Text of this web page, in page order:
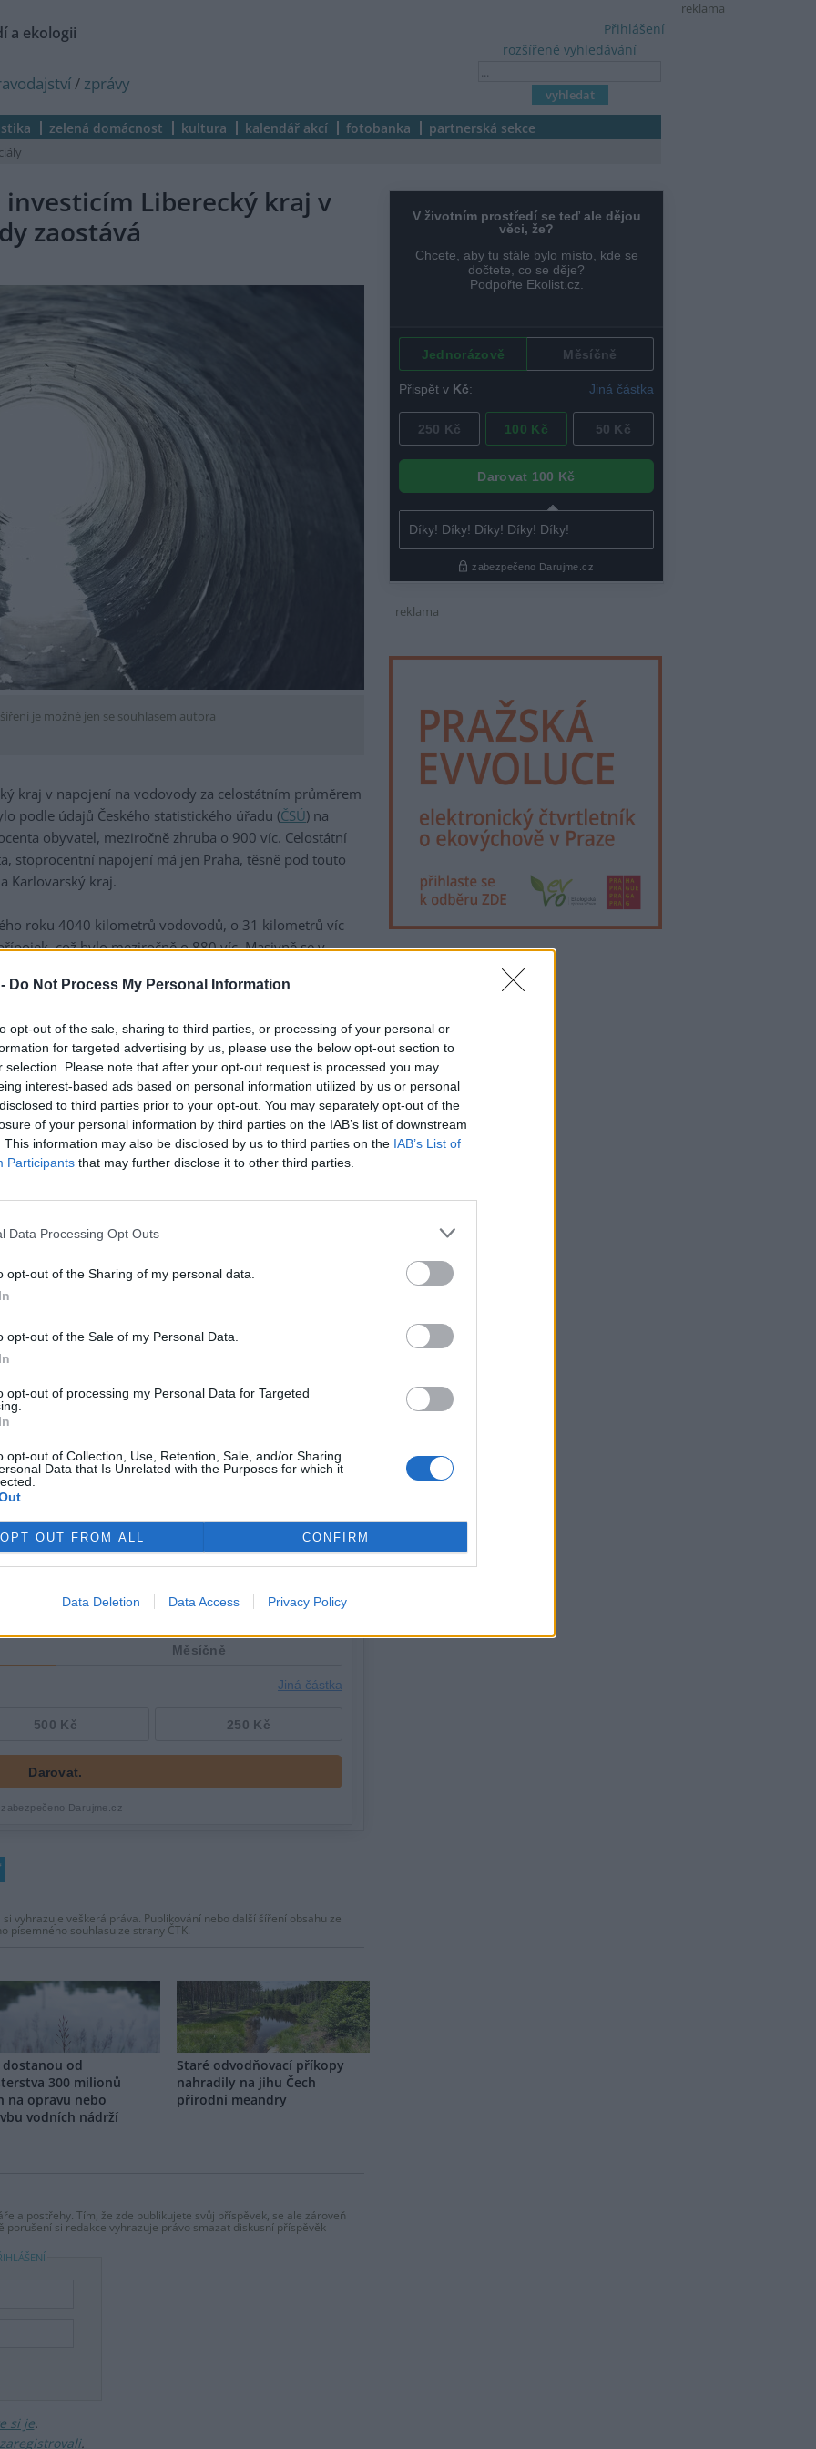
Do Not Process My Personal Information
opt-out of the sale, sharing to third parties, or processing of your personal or
for targeted advertising by us, please use the below opt-out section to
selection. Please note that after your opt-out request is processed you may
interest-based ads based on personal information utilized by us or personal
to third parties prior to your opt-out. You may separately opt-out of the
of your personal information by third parties on the IAB’s list of downstream
This information may also be disclosed by us to third parties on the IAB’s List of
Participants that may further disclose it to other third parties.
Data Processing Opt Outs
opt-out of the Sharing of my personal data.
opt-out of the Sale of my Personal Data.
opt-out of processing my Personal Data for Targeted
opt-out of Collection, Use, Retention, Sale, and/or Sharing
Data that Is Unrelated with the Purposes for which it
OPT OUT FROM ALL CONFIRM
Data Deletion Data Access Privacy Policy
reklama
a ekologii
/ zprávy
rozšířené vyhledávání
Přihlášení
zelená domácnost kultura kalendář akcí fotobanka partnerská sekce
Liberecký kraj v
zaostává
je možné jen se souhlasem autora
kraj v napojení na vodovody za celostátním průměrem
podle údajů Českého statistického úřadu (ČSÚ) na
obyvatel, meziročně zhruba o 900 víc. Celostátní
stoprocentní napojení má jen Praha, těsně pod touto
Karlovarský kraj.
roku 4040 kilometrů vodovodů, o 31 kilometrů víc
což bylo meziročně o 880 víc. Masivně se v
zejména na Liberecku v oblastech u hranic s
vody v souvislosti s plánovaným rozšířením
Chrastavě nový vodovod do Horního Vítkova, na
životního prostředí a z Fondu Turów, který vznikl na
těžby uhlí v dole Turów u hranic s Českem. V
Polsko a firma PGE, které důl a sousední elektrárna
1,1 miliardy korun). Z toho 35 milionů eur (847 milionů
který spravuje Liberecký kraj.
vybudování vodovodu v Hrádku nad Nisou v oblasti
skoro hotový. "Aktuálně se pracuje na přípojkách,"
vodárenská společnost vybudovala za
a staví 12 kilometrů dlouhý přivaděč, obě
bez DPH zajistí vodu pro Hrádek nad Nisou a
korun se připravují také na Frýdlantsku.
napojení na kanalizaci, i když meziročně přibylo 1860
je méně než 75 procent obyvatel kraje. To je nejméně
Stoprocentní pokrytí je jen v hlavním městě, blíží
dobudování sítí v Libereckém kraji by bylo podle
vyhrazuje veškerá práva. Publikování nebo další šíření obsahu ze
písemného souhlasu ze strany ČTK.
dostanou od
300 milionů
na opravu nebo
vodních nádrží
Staré odvodňovací příkopy
nahradily na jihu Čech
přírodní meandry
a postřehy. Tím, že zde publikujete svůj příspěvek, se ale zároveň
porušení si redakce vyhrazuje právo smazat diskusní příspěvěk
si je.
zaregistrovali.
reklama